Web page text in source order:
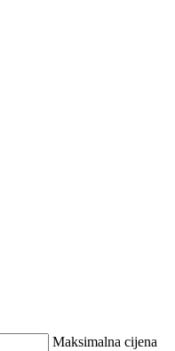
Maksimalna cijena